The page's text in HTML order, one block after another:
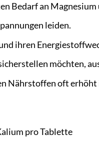
Bedarf an Magnesium
leiden.
ihren
möchten,
Nährstoffen oft erhöht
pro Tablette